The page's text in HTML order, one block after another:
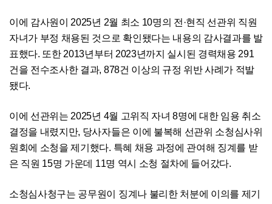
이에 감사원이 2025년 2월 최소 10명의 전·현직 선관위 직원
자녀가 부정 채용된 것으로 확인됐다는 내용의 감사결과를 발
표했다. 또한 2013년부터 2023년까지 실시된 경력채용 291
건을 전수조사한 결과, 878건 이상의 규정 위반 사례가 적발
됐다.
이에 선관위는 2025년 4월 고위직 자녀 8명에 대한 임용 취소
결정을 내렸지만, 당사자들은 이에 불복해 선관위 소청심사위
원회에 소청을 제기했다. 특혜 채용 과정에 관여해 징계를 받
은 직원 15명 가운데 11명 역시 소청 절차에 들어갔다.
소청심사청구는 공무원이 징계나 불리한 처분에 이의를 제기